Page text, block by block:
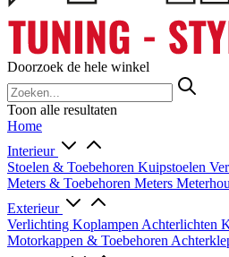
Doorzoek de hele winkel
Toon alle resultaten
Home
Interieur
Stoelen & Toebehoren Kuipstoelen
Meters & Toebehoren Meters
Exterieur
Verlichting Koplampen Achterlichten
Motorkappen & Toebehoren